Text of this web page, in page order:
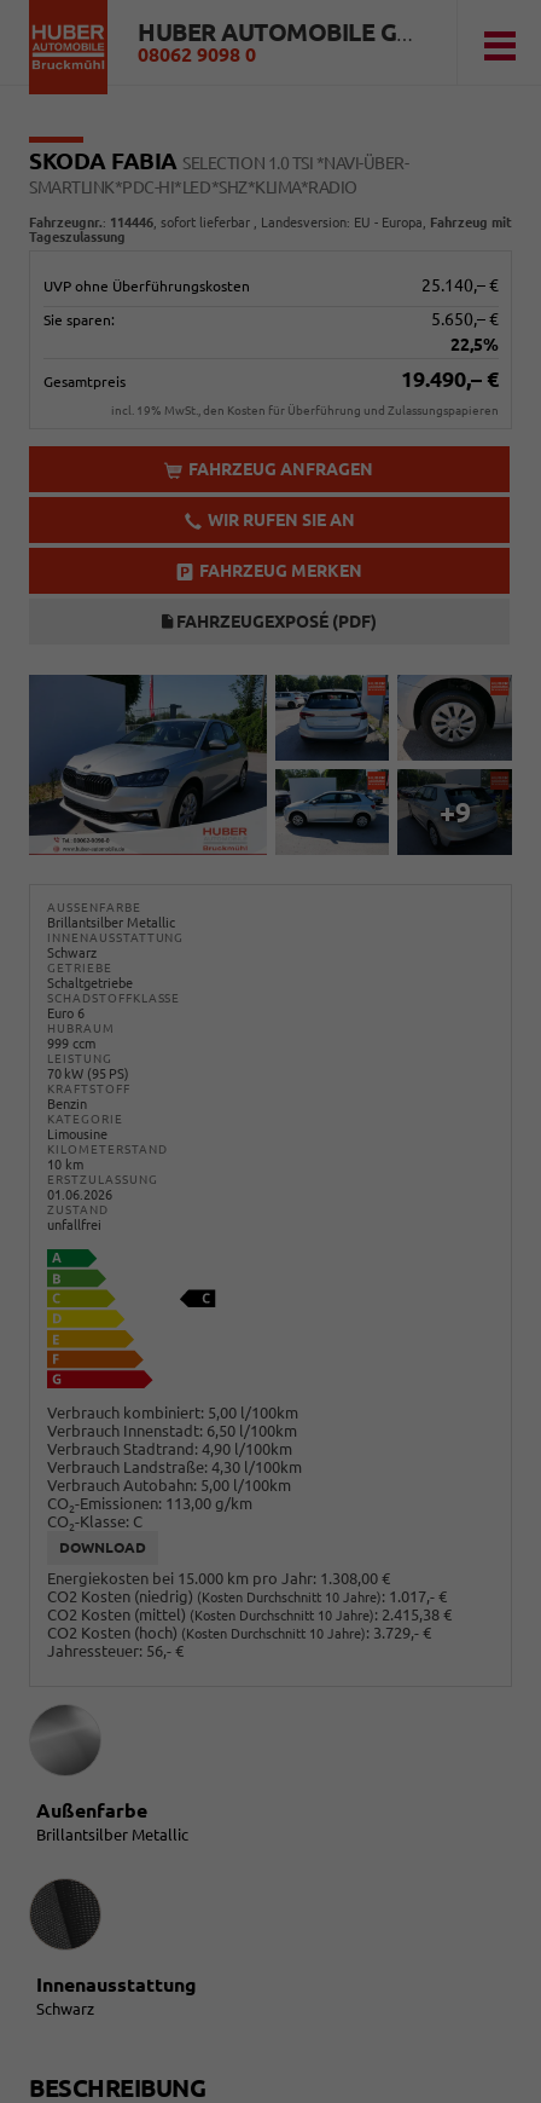
HUBER AUTOMOBILE GMBH
08062 9098 0
SKODA FABIA SELECTION 1.0 TSI *NAVI-ÜBER-
SMARTLINK*PDC-HI*LED*SHZ*KLIMA*RADIO
Fahrzeugnr.: 114446 sofort lieferbar , Landesversion: EU - Europa, Fahrzeug mit
Tageszulassung
UVP ohne Überführungskosten 25.140,– €
Sie sparen:
5.650,– €
22,5%
Gesamtpreis 19.490,– €
incl. 19% MwSt., den Kosten für Überführung und Zulassungspapieren
FAHRZEUG ANFRAGEN
WIR RUFEN SIE AN
FAHRZEUG MERKEN
FAHRZEUGEXPOSÉ (PDF)
+9
AUSSENFARBE
Brillantsilber Metallic
INNENAUSSTATTUNG
Schwarz
GETRIEBE
Schaltgetriebe
SCHADSTOFFKLASSE
Euro 6
HUBRAUM
999 ccm
LEISTUNG
70 kW (95 PS)
KRAFTSTOFF
Benzin
KATEGORIE
Limousine
KILOMETERSTAND
10 km
ERSTZULASSUNG
01.06.2026
ZUSTAND
unfallfrei
Verbrauch kombiniert: 5,00 l/100km
Verbrauch Innenstadt: 6,50 l/100km
Verbrauch Stadtrand: 4,90 l/100km
Verbrauch Landstraße: 4,30 l/100km
Verbrauch Autobahn: 5,00 l/100km
CO2-Emissionen: 113,00 g/km
CO2-Klasse: C
DOWNLOAD
Energiekosten bei 15.000 km pro Jahr: 1.308,00 €
CO2 Kosten (niedrig) (Kosten Durchschnitt 10 Jahre): 1.017,- €
CO2 Kosten (mittel) (Kosten Durchschnitt 10 Jahre): 2.415,38 €
CO2 Kosten (hoch) (Kosten Durchschnitt 10 Jahre): 3.729,- €
Jahressteuer: 56,- €
Außenfarbe
Brillantsilber Metallic
Innenausstattung
Innenausstattung
Schwarz
BESCHREIBUNG